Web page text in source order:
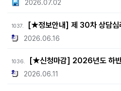
2026.07.02
1037. [★정보안내] 제 30차 상담심
2026.06.16
1036. [★신청마감] 2026년도 하반기 서울사이버대학교
2026.06.11